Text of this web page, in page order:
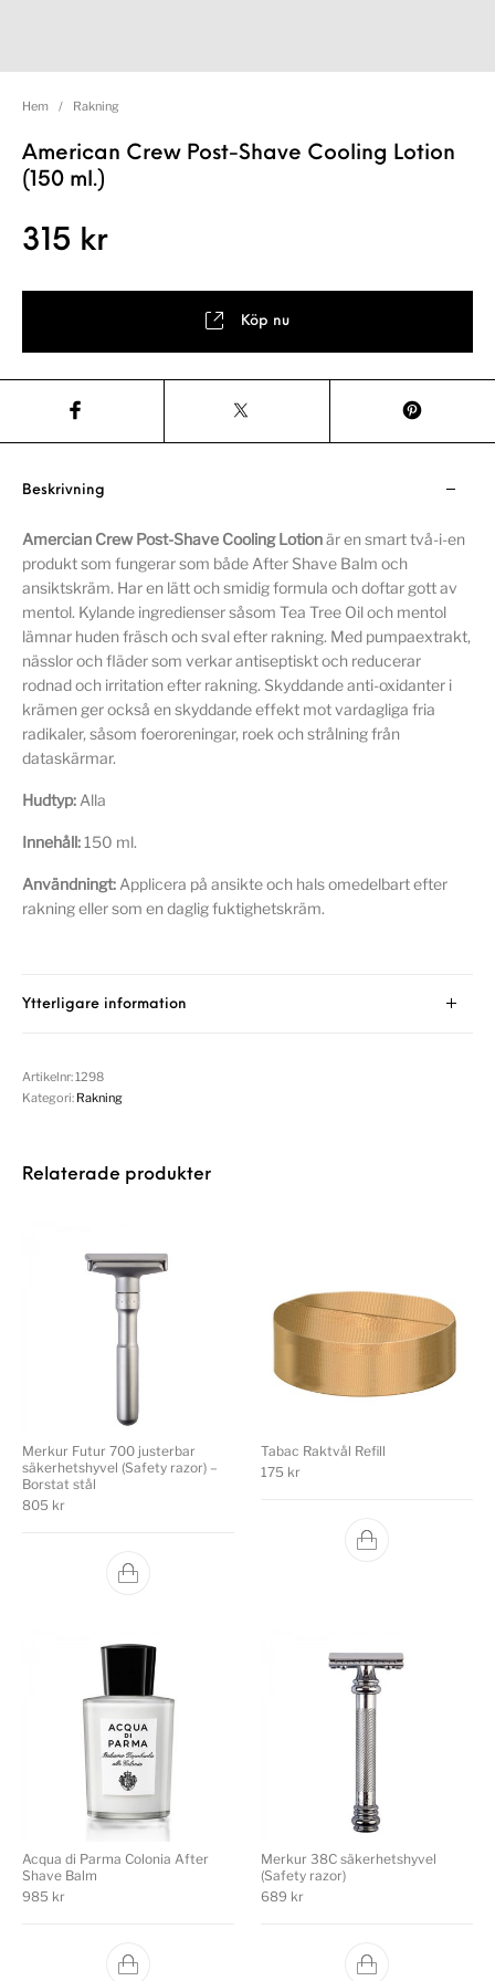
Hem / Rakning
American Crew Post-Shave Cooling Lotion
(150 ml.)
315 kr
Köp nu
Beskrivning
Amercian Crew Post-Shave Cooling Lotionär en smart två-i-en
produkt som fungerar som både After Shave Balm och
ansiktskräm. Har en lätt och smidig formula och doftar gott av
mentol. Kylande ingredienser såsom Tea Tree Oil och mentol
lämnar huden fräsch och sval efter rakning. Med pumpaextrakt,
nässlor och fläder som verkar antiseptiskt och reducerar
rodnad och irritation efter rakning. Skyddande anti-oxidanter i
krämen ger också en skyddande effekt mot vardagliga fria
radikaler, såsom foeroreningar, roek och strålning från
dataskärmar.
Hudtyp: Alla
Innehåll:150 ml.
Användningt: Applicera på ansikte och hals omedelbart efter
rakning eller som en daglig fuktighetskräm.
Ytterligare information
Artikelnr:1298
Kategori: Rakning
Relaterade produkter
Merkur Futur 700 justerbar
säkerhetshyvel (Safety razor) –
Borstat stål
805 kr
Tabac Raktvål Refill
175 kr
Acqua di Parma Colonia After
Shave Balm
985 kr
Merkur 38C säkerhetshyvel
(Safety razor)
689 kr